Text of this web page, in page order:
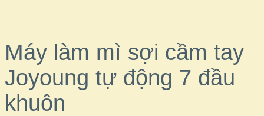
Máy làm mì sợi cầm tay
Joyoung tự động 7 đầu
khuôn